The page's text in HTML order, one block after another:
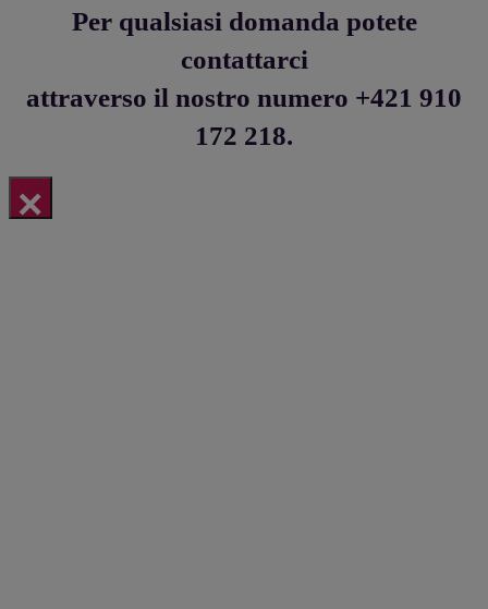
Per qualsiasi domanda potete
contattarci
attraverso il nostro numero +421 910
172 218.
×